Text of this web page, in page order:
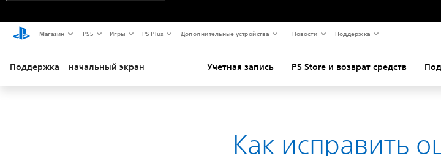
Магазин PS5 Игры PS Plus Дополнительные устройства Новости Поддержка
Поддержка – начальный экран Учетная запись PS Store и возврат средств
Как исправить